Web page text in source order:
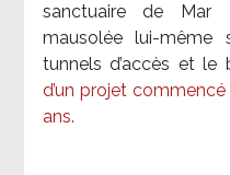
sanctuaire de Mar
mausolée lui-même
tunnels d’accès et le
d’un projet
ans.